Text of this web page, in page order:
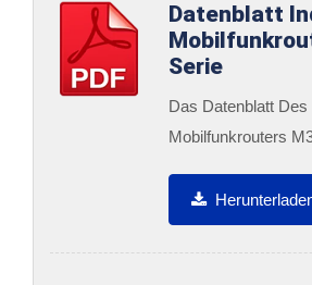
Datenblatt
Serie
Das Datenblatt Des
Mobilfunkrouters